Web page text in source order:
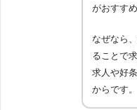
がおすすめ
なぜなら
ることで
求人や好
からです。